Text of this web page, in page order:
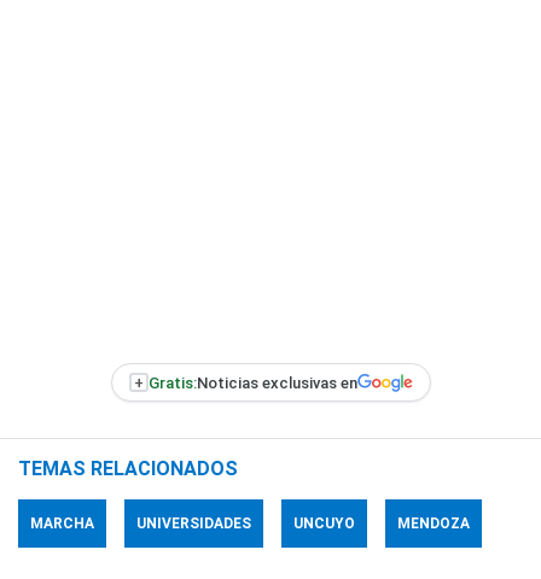
+ Gratis:Noticias exclusivas en
TEMAS RELACIONADOS
MARCHA UNIVERSIDADES UNCUYO MENDOZA